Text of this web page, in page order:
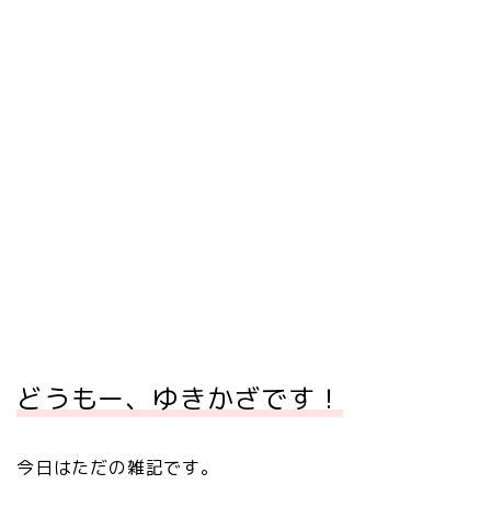
どうもー、ゆきかざです！
今日はただの雑記です。